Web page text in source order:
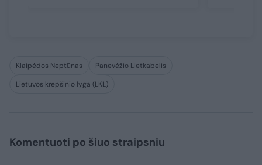
Klaipėdos Neptūnas
Panevėžio Lietkabelis
Lietuvos krepšinio lyga (LKL)
Komentuoti po šiuo straipsniu